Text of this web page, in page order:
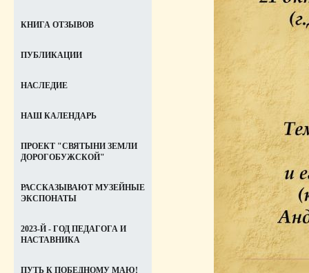
КНИГА ОТЗЫВОВ
ПУБЛИКАЦИИ
НАСЛЕДИЕ
НАШ КАЛЕНДАРЬ
ПРОЕКТ "СВЯТЫНИ ЗЕМЛИ
ДОРОГОБУЖСКОЙ"
РАССКАЗЫВАЮТ МУЗЕЙНЫЕ
ЭКСПОНАТЫ
2023-Й - ГОД ПЕДАГОГА И
НАСТАВНИКА
ПУТЬ К ПОБЕДНОМУ МАЮ!